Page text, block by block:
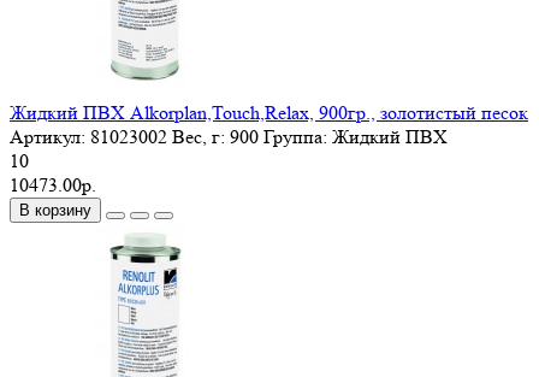
Жидкий ПВХ Alkorplan,Touch,Relax, 900гр., золотистый песок
Артикул: 81023002 Вес, г: 900 Группа: Жидкий ПВХ
10
10473.00р.
В корзину